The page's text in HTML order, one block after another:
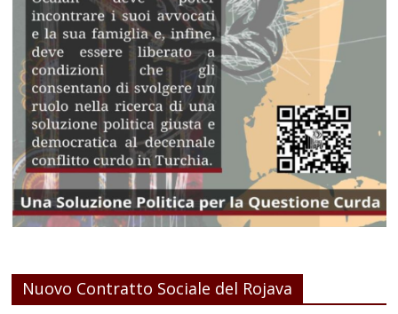
Nuovo Contratto Sociale del Rojava